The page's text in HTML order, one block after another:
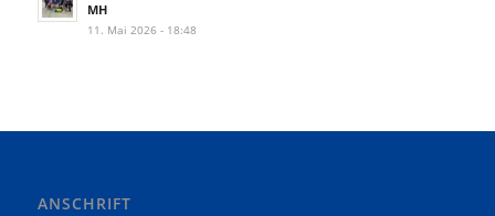
MH
11. Mai 2026 - 18:48
ANSCHRIFT